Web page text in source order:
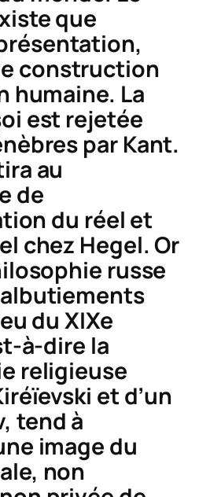
que
construction
humaine. La
est rejetée
par Kant.
au
de
du réel et
chez Hegel. Or
russe
du XIXe
à-dire la
religieuse
et d’un
tend à
image du
non